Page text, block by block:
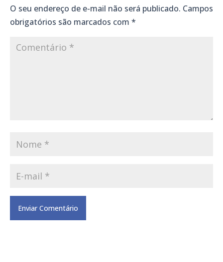
O seu endereço de e-mail não será publicado. Campos
obrigatórios são marcados com *